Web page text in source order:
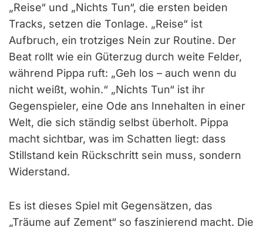
„Reise“ und „Nichts Tun“, die ersten beiden
Tracks, setzen die Tonlage. „Reise“ ist
Aufbruch, ein trotziges Nein zur Routine. Der
Beat rollt wie ein Güterzug durch weite Felder,
während Pippa ruft: „Geh los – auch wenn du
nicht weißt, wohin.“ „Nichts Tun“ ist ihr
Gegenspieler, eine Ode ans Innehalten in einer
Welt, die sich ständig selbst überholt. Pippa
macht sichtbar, was im Schatten liegt: dass
Stillstand kein Rückschritt sein muss, sondern
Widerstand.
Es ist dieses Spiel mit Gegensätzen, das
„Träume auf Zement“ so faszinierend macht. Die